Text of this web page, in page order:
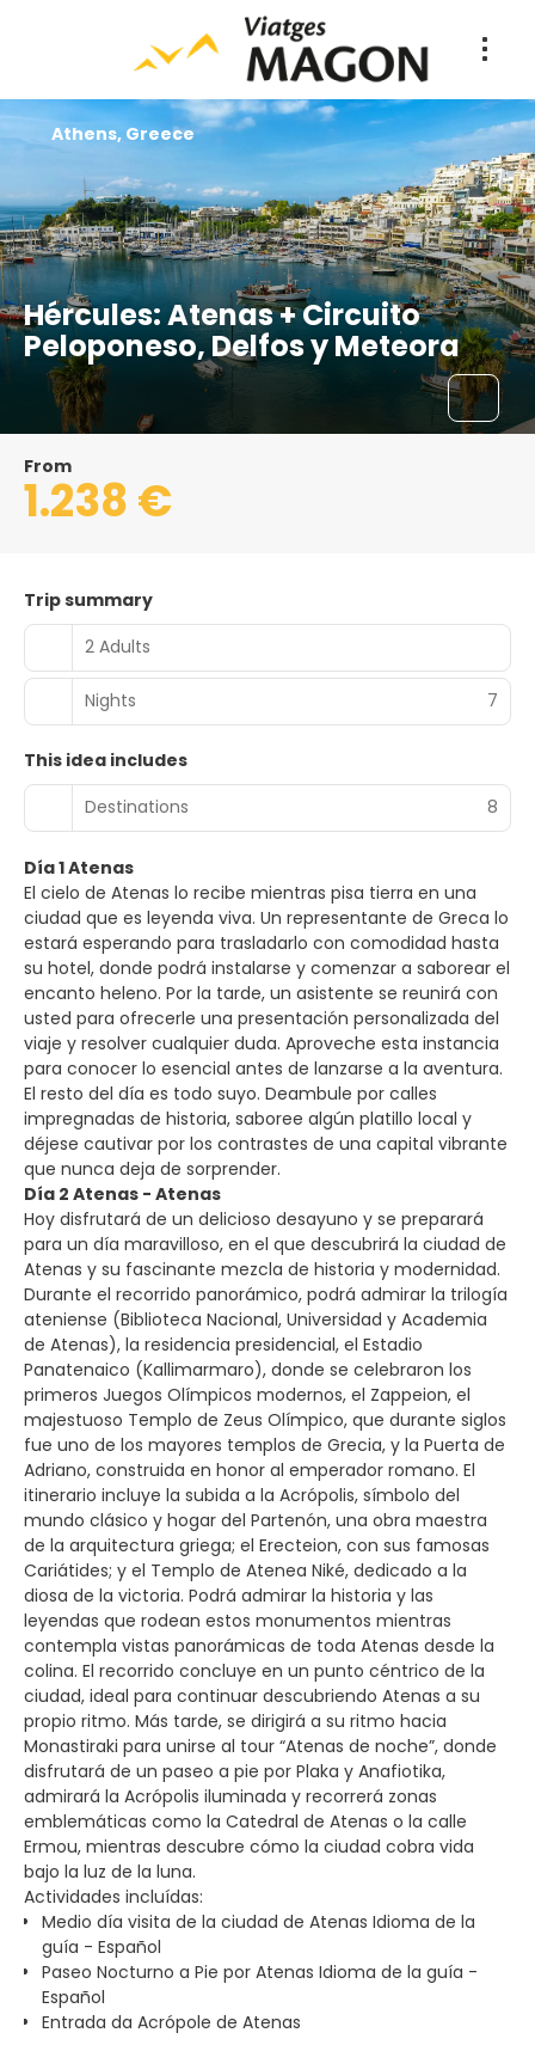
Hércules: Atenas + Circuito
Peloponeso, Delfos y Meteora
Athens, Greece
From
1.238 €
Trip summary
2 Adults
Nights 7
This idea includes
Destinations
8
Día 1 Atenas
El cielo de Atenas lo recibe mientras pisa tierra en una
ciudad que es leyenda viva. Un representante de Greca lo
estará esperando para trasladarlo con comodidad hasta
su hotel, donde podrá instalarse y comenzar a saborear el
encanto heleno. Por la tarde, un asistente se reunirá con
usted para ofrecerle una presentación personalizada del
viaje y resolver cualquier duda. Aproveche esta instancia
para conocer lo esencial antes de lanzarse a la aventura.
El resto del día es todo suyo. Deambule por calles
impregnadas de historia, saboree algún platillo local y
déjese cautivar por los contrastes de una capital vibrante
que nunca deja de sorprender.
Día 2 Atenas - Atenas
Hoy disfrutará de un delicioso desayuno y se preparará
para un día maravilloso, en el que descubrirá la ciudad de
Atenas y su fascinante mezcla de historia y modernidad.
Durante el recorrido panorámico, podrá admirar la trilogía
ateniense (Biblioteca Nacional, Universidad y Academia
de Atenas), la residencia presidencial, el Estadio
Panatenaico (Kallimarmaro), donde se celebraron los
primeros Juegos Olímpicos modernos, el Zappeion, el
majestuoso Templo de Zeus Olímpico, que durante siglos
fue uno de los mayores templos de Grecia, y la Puerta de
Adriano, construida en honor al emperador romano. El
itinerario incluye la subida a la Acrópolis, símbolo del
mundo clásico y hogar del Partenón, una obra maestra
de la arquitectura griega; el Erecteion, con sus famosas
Cariátides; y el Templo de Atenea Niké, dedicado a la
diosa de la victoria. Podrá admirar la historia y las
leyendas que rodean estos monumentos mientras
contempla vistas panorámicas de toda Atenas desde la
colina. El recorrido concluye en un punto céntrico de la
ciudad, ideal para continuar descubriendo Atenas a su
propio ritmo. Más tarde, se dirigirá a su ritmo hacia
Monastiraki para unirse al tour “Atenas de noche”, donde
disfrutará de un paseo a pie por Plaka y Anafiotika,
admirará la Acrópolis iluminada y recorrerá zonas
emblemáticas como la Catedral de Atenas o la calle
Ermou, mientras descubre cómo la ciudad cobra vida
bajo la luz de la luna.
Actividades incluídas:
Medio día visita de la ciudad de Atenas Idioma de la
guía - Español
Paseo Nocturno a Pie por Atenas Idioma de la guía -
Español
Entrada da Acrópole de Atenas